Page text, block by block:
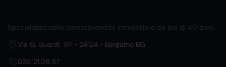
Specializzati nella compravendita immobiliare da più di 40 anni.
Via G. Suardi, 7/F • 24124 • Bergamo BG
035 21.08.97